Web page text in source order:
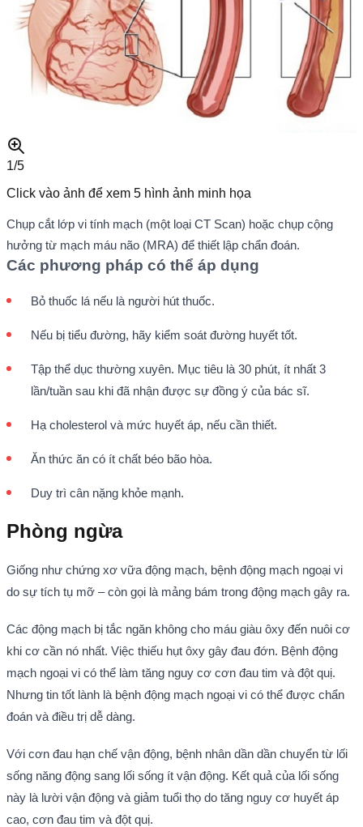
1/5
Click vào ảnh để xem 5 hình ảnh minh họa
Chụp cắt lớp vi tính mạch (một loại CT Scan) hoặc chụp cộng
hưởng từ mạch máu não (MRA) để thiết lập chẩn đoán.
Các phương pháp có thể áp dụng
Bỏ thuốc lá nếu là người hút thuốc.
Nếu bị tiểu đường, hãy kiểm soát đường huyết tốt.
Tập thể dục thường xuyên. Mục tiêu là 30 phút, ít nhất 3
lần/tuần sau khi đã nhận được sự đồng ý của bác sĩ.
Hạ cholesterol và mức huyết áp, nếu cần thiết.
Ăn thức ăn có ít chất béo bão hòa.
Duy trì cân nặng khỏe mạnh.
Phòng ngừa
Giống như chứng xơ vữa động mạch, bệnh động mạch ngoại vi
do sự tích tụ mỡ – còn gọi là mảng bám trong động mạch gây ra.
Các động mạch bị tắc ngăn không cho máu giàu ôxy đến nuôi cơ
khi cơ cần nó nhất. Việc thiếu hụt ôxy gây đau đớn. Bệnh động
mạch ngoại vi có thể làm tăng nguy cơ cơn đau tim và đột quị.
Nhưng tin tốt lành là bệnh động mạch ngoại vi có thể được chẩn
đoán và điều trị dễ dàng.
Với cơn đau hạn chế vận động, bệnh nhân dần dần chuyển từ lối
sống năng động sang lối sống ít vận động. Kết quả của lối sống
này là lười vận động và giảm tuổi thọ do tăng nguy cơ huyết áp
cao, cơn đau tim và đột quị.